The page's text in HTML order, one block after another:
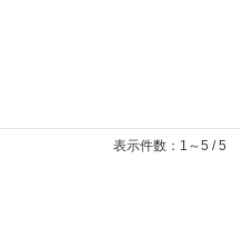
表示件数：1～5 / 5